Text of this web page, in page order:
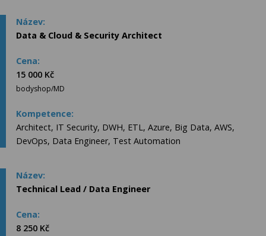
Data & Cloud & Security Architect
15 000 Kč
bodyshop/MD
Architect, IT Security, DWH, ETL, Azure, Big Data, AWS,
DevOps, Data Engineer, Test Automation
Technical Lead / Data Engineer
8 250 Kč